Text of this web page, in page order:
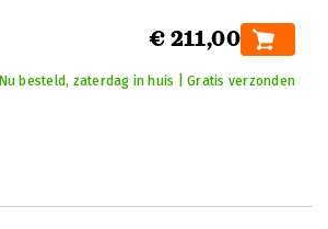
€ 211,00
Nu besteld, zaterdag in huis | Gratis verzonden